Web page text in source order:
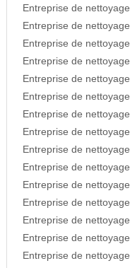
Entreprise de
Entreprise de
Entreprise de
Entreprise de
Entreprise de
Entreprise de
Entreprise de
Entreprise de
Entreprise de
Entreprise de
Entreprise de
Entreprise de
Entreprise de
Entreprise de
Entreprise de